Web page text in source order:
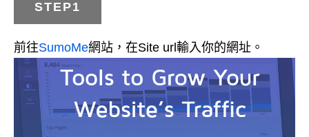
STEP1
前往SumoMe網站，在Site url輸入你的網址。